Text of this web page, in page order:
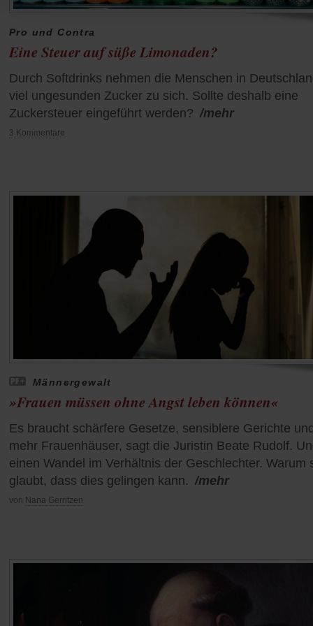
Pro und Contra
Eine Steuer auf süße Limonaden?
Durch Softdrinks nehmen die Menschen in
viel ungesunden Zucker zu sich. Sollte deshalb eine
Zuckersteuer eingeführt werden? /mehr
3 Kommentare
Männergewalt
»Frauen müssen ohne Angst leben können«
Es braucht schärfere Gesetze, sensiblere Gerichte
mehr Frauenhäuser, sagt die Juristin Beate Rudolf.
einen Wandel im Verhältnis der Geschlechter. Warum
glaubt, dass dies gelingen kann. /mehr
von Nana Gerritzen